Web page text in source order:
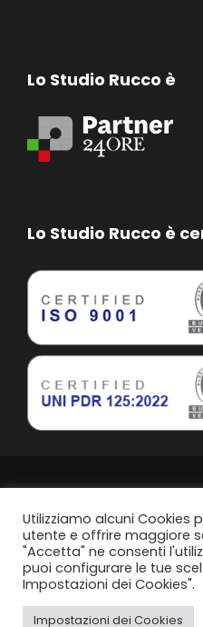
Lo Studio Rucco è
Lo Studio Rucco è
Politica di
Content Design
Utilizziamo alcuni Cookies
utente e offrire maggiore
"Accetta" ne consenti
puoi configurare le tue
Impostazioni dei Cookies".
Impostazioni dei Cookies